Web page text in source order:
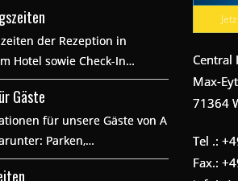
der Rezeption in
Hotel sowie Check-In…
Gäste
für unsere Gäste von A
Parken,…
Central
Max-
71364
Tel .:
Fax.: